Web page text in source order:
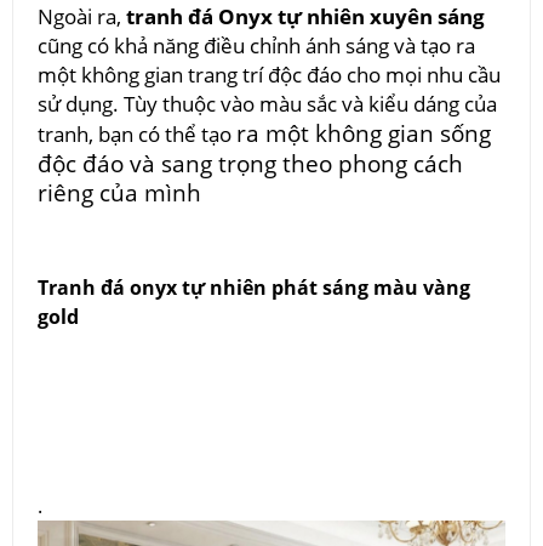
Ngoài ra, tranh đá Onyx tự nhiên xuyên sáng
cũng có khả năng điều chỉnh ánh sáng và tạo ra
một không gian trang trí độc đáo cho mọi nhu cầu
sử dụng. Tùy thuộc vào màu sắc và kiểu dáng của
tranh, bạn có thể tạo ra một không gian sống
độc đáo và sang trọng theo phong cách
riêng của mình
Tranh đá onyx tự nhiên phát sáng màu vàng
gold
.